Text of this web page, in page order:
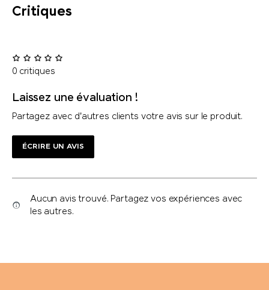
Critiques
0 critiques
Laissez une évaluation !
Partagez avec d'autres clients votre avis sur le produit.
ÉCRIRE UN AVIS
Aucun avis trouvé. Partagez vos expériences avec
les autres.